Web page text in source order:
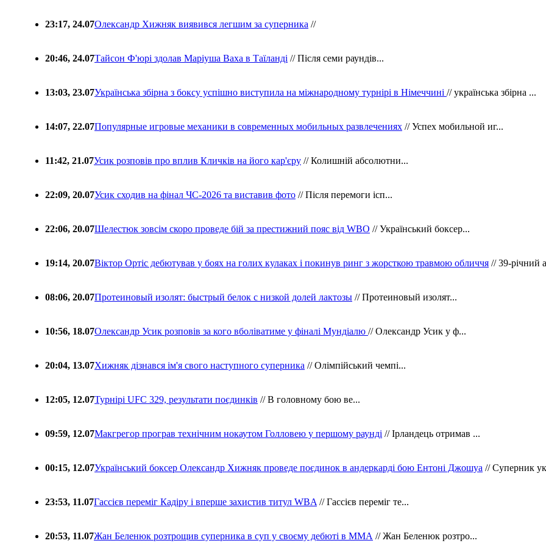
23:17, 24.07Олександр Хижняк виявився легшим за суперника //
20:46, 24.07Тайсон Ф'юрі здолав Маріуша Ваха в Таїланді // Після семи раундів...
13:03, 23.07Українська збірна з боксу успішно виступила на міжнародному турнірі в Німеччині // українська збірна ...
14:07, 22.07Популярные игровые механики в современных мобильных развлечениях // Успех мобильной иг...
11:42, 21.07Усик розповів про вплив Кличків на його кар'єру // Колишній абсолютни...
22:09, 20.07Усик сходив на фінал ЧС-2026 та виставив фото // Після перемоги ісп...
22:06, 20.07Шелестюк зовсім скоро проведе бій за престижний пояс від WBO // Український боксер...
19:14, 20.07Віктор Ортіс дебютував у боях на голих кулаках і покинув ринг з жорсткою травмою обличчя // 39-річний
08:06, 20.07Протеиновый изолят: быстрый белок с низкой долей лактозы // Протеиновый изолят...
10:56, 18.07Олександр Усик розповів за кого вболіватиме у фіналі Мундіалю // Олександр Усик у ф...
20:04, 13.07Хижняк дізнався ім'я свого наступного суперника // Олімпійський чемпі...
12:05, 12.07Турнірі UFC 329, результати поєдинків // В головному бою ве...
09:59, 12.07Макгрегор програв технічним нокаутом Голловею у першому раунді // Ірландець отримав ...
00:15, 12.07Український боксер Олександр Хижняк проведе поєдинок в андеркарді бою Ентоні Джошуа // Суперник
23:53, 11.07Гассієв переміг Кадіру і вперше захистив титул WBA // Гассієв переміг те...
20:53, 11.07Жан Беленюк розтрощив суперника в суп у своєму дебюті в ММА // Жан Беленюк розтро...